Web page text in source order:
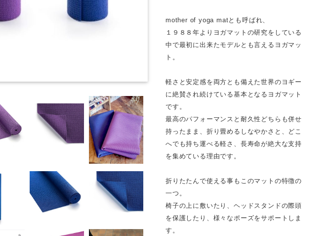
mother of yoga matとも呼ばれ、
１９８８年よりヨガマットの研究をしている
中で最初に出来たモデルとも言えるヨガマッ
ト。
軽さと安定感を両方とも備えた世界のヨギー
に絶賛され続けている基本となるヨガマット
です。
最高のパフォーマンスと耐久性どちらも併せ
持ったまま、折り畳めるしなやかさと、どこ
へでも持ち運べる軽さ、長寿命が絶大な支持
を集めている理由です。
折りたたんで使える事もこのマットの特徴の
一つ。
椅子の上に敷いたり、ヘッドスタンドの際頭
を保護したり、様々なポーズをサポートしま
す。